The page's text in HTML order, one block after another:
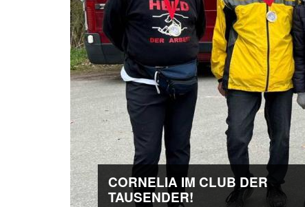
CORNELIA IM CLUB DER
TAUSENDER!